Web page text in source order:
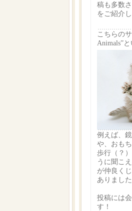
稿も多数
をご紹介
こちらの
Animals”
例えば、
や、おも
歩行（？
うに聞こ
が仲良く
ありまし
投稿には
す！